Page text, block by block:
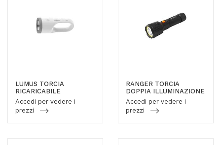
LUMUS TORCIA
RICARICABILE
Accedi per vedere i
prezzi
RANGER TORCIA
DOPPIA ILLUMINAZIONE
Accedi per vedere i
prezzi